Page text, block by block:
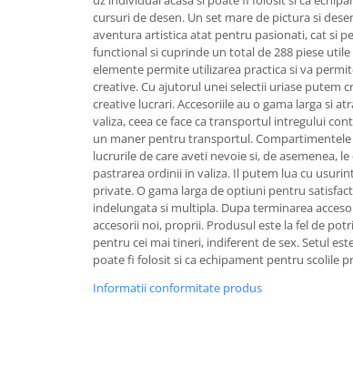
cursuri de desen. Un set mare de pictura si
aventura artistica atat pentru pasionati, cat si
functional si cuprinde un total de 288 piese
elemente permite utilizarea practica si va
creative. Cu ajutorul unei selectii uriase putem
creative lucrari. Accesoriile au o gama larga si
valiza, ceea ce face ca transportul intregului
un maner pentru transportul. Compartimentele
lucrurile de care aveti nevoie si, de asemenea,
pastrarea ordinii in valiza. Il putem lua cu
private. O gama larga de optiuni pentru
indelungata si multipla. Dupa terminarea
accesorii noi, proprii. Produsul este la fel de
pentru cei mai tineri, indiferent de sex. Setul
poate fi folosit si ca echipament pentru scolile
Informatii conformitate produs